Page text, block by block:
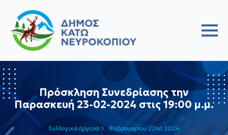
Πρόσκληση Συνεδρίασης την
Παρασκευή 23-02-2024 στις 19:00 μ.μ.
Συλλογικά όργανα Φεβρουαρίου 22nd 2024